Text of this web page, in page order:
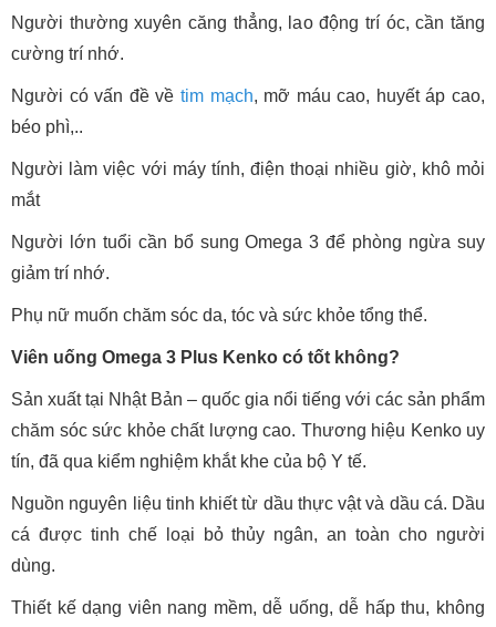
Người thường xuyên căng thẳng, lao động trí óc, cần tăng
cường trí nhớ.
Người có vấn đề về tim mạch, mỡ máu cao, huyết áp cao,
béo phì,..
Người làm việc với máy tính, điện thoại nhiều giờ, khô mỏi
mắt
Người lớn tuổi cần bổ sung Omega 3 để phòng ngừa suy
giảm trí nhớ.
Phụ nữ muốn chăm sóc da, tóc và sức khỏe tổng thể.
Viên uống Omega 3 Plus Kenko có tốt không?
Sản xuất tại Nhật Bản – quốc gia nổi tiếng với các sản phẩm
chăm sóc sức khỏe chất lượng cao. Thương hiệu Kenko uy
tín, đã qua kiểm nghiệm khắt khe của bộ Y tế.
Nguồn nguyên liệu tinh khiết từ dầu thực vật và dầu cá. Dầu
cá được tinh chế loại bỏ thủy ngân, an toàn cho người
dùng.
Thiết kế dạng viên nang mềm, dễ uống, dễ hấp thu, không